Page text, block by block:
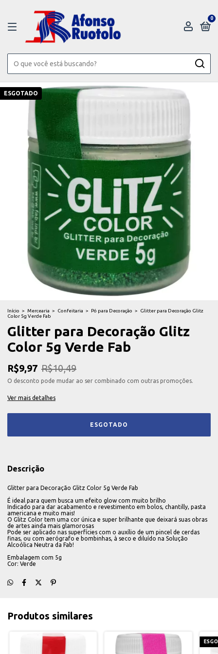
0
ESGOTADO
Início > Mercearia > Confeitaria > Pó para Decoração >
Glitter para Decoração Glitz
Color 5g Verde Fab
Glitter para Decoração Glitz
Color 5g Verde Fab
R$9,97 R$10,49
O desconto pode mudar ao ser combinado com outras promoções.
Ver mais detalhes
Descrição
Glitter para Decoração Glitz Color 5g Verde Fab
É ideal para quem busca um efeito glow com muito brilho
Indicado para dar acabamento e revestimento em bolos, chantilly, pasta
americana e muito mais!
O Glitz Color tem uma cor única e super brilhante que deixará suas obras
de artes ainda mais glamorosas
Pode ser aplicado nas superfícies com o auxílio de um pincel de cerdas
finas, ou com aerógrafo e bombinhas, à seco e diluído na Solução
Alcoólica Neutra da Fab!
Embalagem com 5g
Cor: Verde
Produtos similares